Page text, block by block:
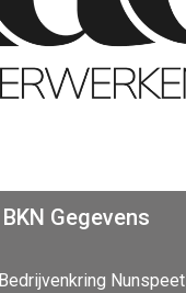
BKN Gegevens
Bedrijvenkring Nunspeet